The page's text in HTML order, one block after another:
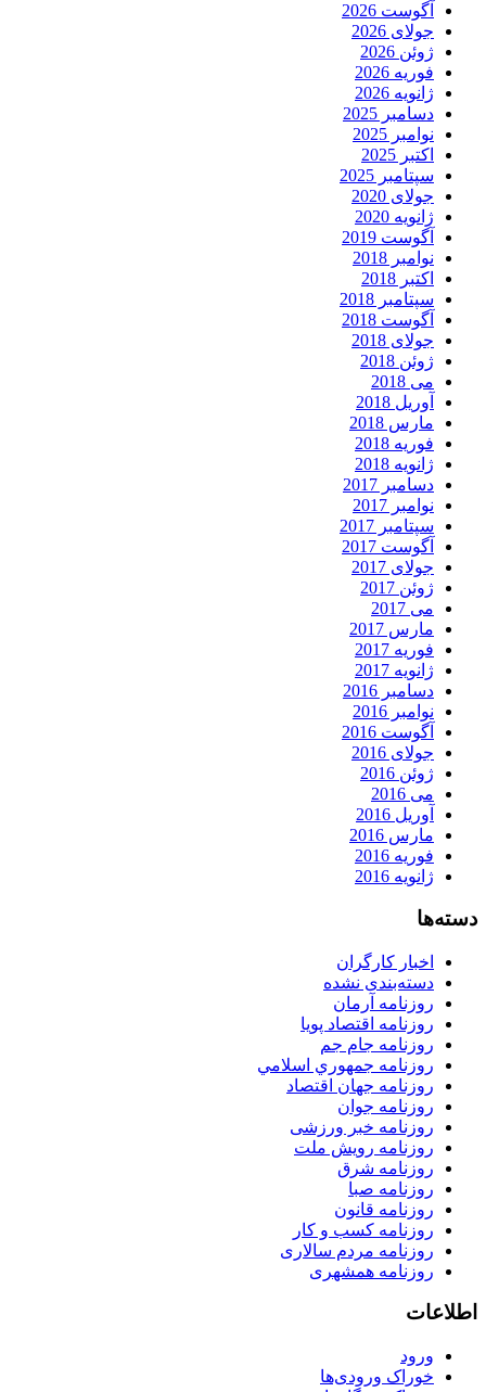
آگوست 2026
جولای 2026
ژوئن 2026
فوریه 2026
ژانویه 2026
دسامبر 2025
نوامبر 2025
اکتبر 2025
سپتامبر 2025
جولای 2020
ژانویه 2020
آگوست 2019
نوامبر 2018
اکتبر 2018
سپتامبر 2018
آگوست 2018
جولای 2018
ژوئن 2018
می 2018
آوریل 2018
مارس 2018
فوریه 2018
ژانویه 2018
دسامبر 2017
نوامبر 2017
سپتامبر 2017
آگوست 2017
جولای 2017
ژوئن 2017
می 2017
مارس 2017
فوریه 2017
ژانویه 2017
دسامبر 2016
نوامبر 2016
آگوست 2016
جولای 2016
ژوئن 2016
می 2016
آوریل 2016
مارس 2016
فوریه 2016
ژانویه 2016
دسته‌ها
اخبار کارگران
دسته‌بندی نشده
روزنامه آرمان
روزنامه اقتصاد پویا
روزنامه جام جم
روزنامه جمهوري اسلامي
روزنامه جهان اقتصاد
روزنامه جوان
روزنامه خبر ورزشى
روزنامه رویش ملت
روزنامه شرق
روزنامه صبا
روزنامه قانون
روزنامه كسب و كار
روزنامه مردم سالاری
روزنامه همشهری
اطلاعات
ورود
خوراک ورودی‌ها